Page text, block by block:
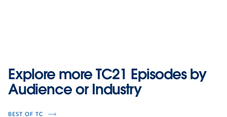
Play
Play
Play
Explore more TC21 Episodes by
Audience or Industry
BEST OF TC